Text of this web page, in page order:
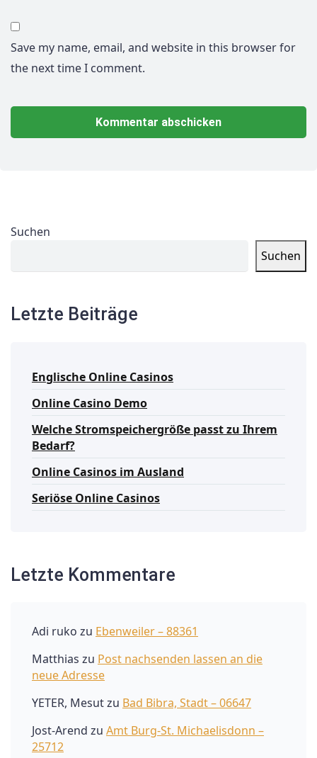
Save my name, email, and website in this browser for
the next time I comment.
Suchen
Suchen
Letzte Beiträge
Englische Online Casinos
Online Casino Demo
Welche Stromspeichergröße passt zu Ihrem
Bedarf?
Online Casinos im Ausland
Seriöse Online Casinos
Letzte Kommentare
Adi ruko zu Ebenweiler – 88361
Matthias zu Post nachsenden lassen an die
neue Adresse
YETER, Mesutzu Bad Bibra, Stadt – 06647
Jost-Arend zu Amt Burg-St. Michaelisdonn –
25712